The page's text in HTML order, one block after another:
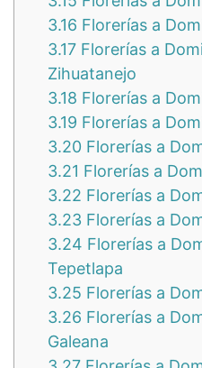
3.16 Florerías a
3.17 Florerías a
Zihuatanejo
3.18 Florerías a
3.19 Florerías a
3.20 Florerías a
3.21 Florerías a
3.22 Florerías a
3.23 Florerías a
3.24 Florerías a
Tepetlapa
3.25 Florerías a
3.26 Florerías a
Galeana